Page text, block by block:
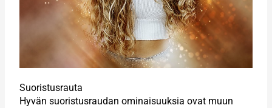
Suoristusrauta
Hyvän suoristusraudan ominaisuuksia ovat muun